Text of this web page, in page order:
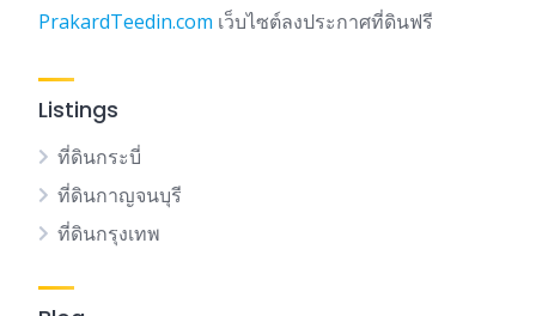
PrakardTeedin.com เว็บไซต์ลงประกาศที่ดินฟรี
Listings
ที่ดินกระบี่
ที่ดินกาญจนบุรี
ที่ดินกรุงเทพ